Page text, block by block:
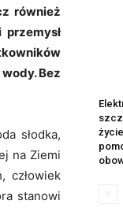
również
Bez
słodka,
na Ziemi
człowiek
stanowi